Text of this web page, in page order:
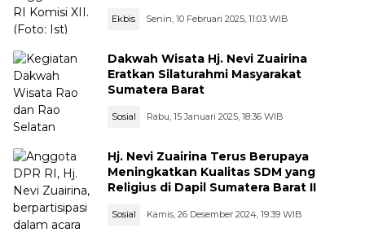
Ekbis Senin, 10 Februari 2025, 11:03 WIB
Dakwah Wisata Hj. Nevi Zuairina
Eratkan Silaturahmi Masyarakat
Sumatera Barat
Sosial Rabu, 15 Januari 2025, 18:36 WIB
Hj. Nevi Zuairina Terus Berupaya
Meningkatkan Kualitas SDM yang
Religius di Dapil Sumatera Barat II
Sosial Kamis, 26 Desember 2024, 19:39 WIB